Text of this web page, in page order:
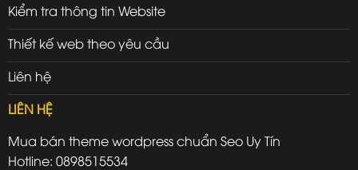
Kiểm tra thông tin Website
Thiết kế web theo yêu cầu
Liên hệ
LIÊN HỆ
Mua bán theme wordpress chuẩn Seo Uy Tín
Hotline: 0898515534